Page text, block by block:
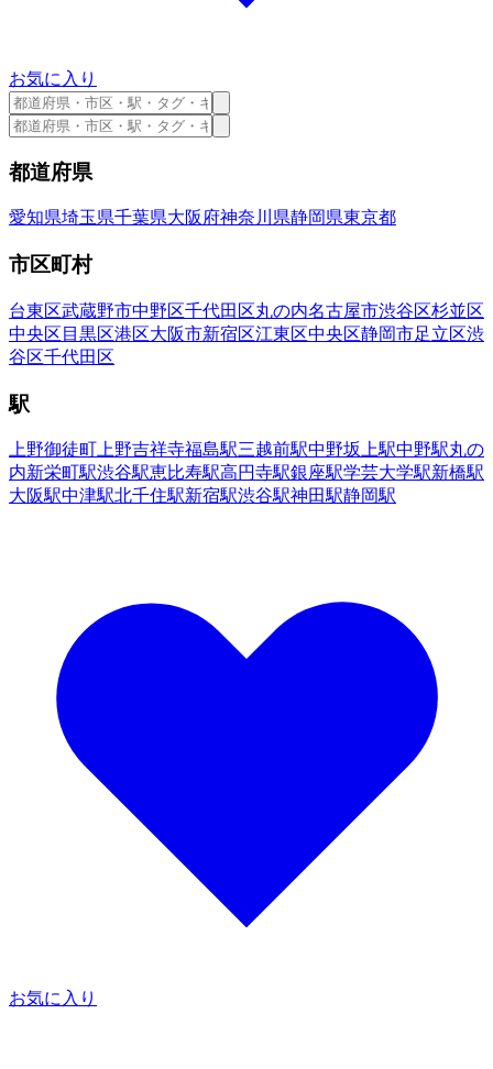
お気に入り
都道府県
愛知県埼玉県千葉県大阪府神奈川県静岡県東京都
市区町村
台東区武蔵野市中野区千代田区丸の内名古屋市渋谷区杉並区
中央区 目黒区港区大阪市新宿区江東区中央区静岡市足立区渋
谷区千代田区
駅
上野御徒町 上野吉祥寺福島駅三越前駅中野坂上駅中野駅丸の
内新栄町駅渋谷駅恵比寿駅高円寺駅銀座駅学芸大学駅新橋駅
大阪駅中津駅北千住駅新宿駅渋谷駅神田駅静岡駅
お気に入り